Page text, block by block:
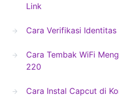
Link
Cara Verifikasi
Cara Tembak WiFi
220
Cara Instal Capcut di